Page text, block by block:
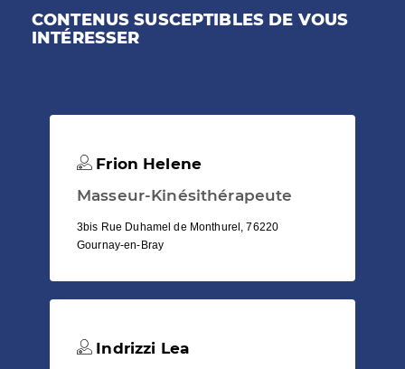
CONTENUS SUSCEPTIBLES DE VOUS
INTÉRESSER
Frion Helene
Masseur-Kinésithérapeute
3bis Rue Duhamel de Monthurel, 76220
Gournay-en-Bray
Indrizzi Lea